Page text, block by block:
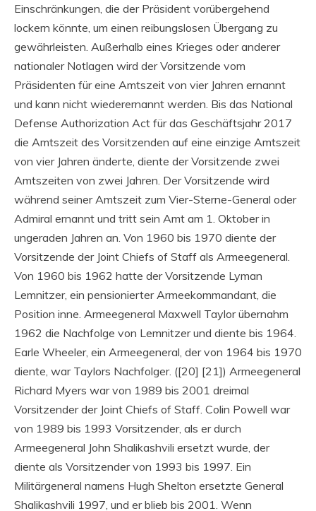
Einschränkungen, die der Präsident vorübergehend
lockern könnte, um einen reibungslosen Übergang zu
gewährleisten. Außerhalb eines Krieges oder anderer
nationaler Notlagen wird der Vorsitzende vom
Präsidenten für eine Amtszeit von vier Jahren ernannt
und kann nicht wiederernannt werden. Bis das National
Defense Authorization Act für das Geschäftsjahr 2017
die Amtszeit des Vorsitzenden auf eine einzige Amtszeit
von vier Jahren änderte, diente der Vorsitzende zwei
Amtszeiten von zwei Jahren. Der Vorsitzende wird
während seiner Amtszeit zum Vier-Sterne-General oder
Admiral ernannt und tritt sein Amt am 1. Oktober in
ungeraden Jahren an. Von 1960 bis 1970 diente der
Vorsitzende der Joint Chiefs of Staff als Armeegeneral.
Von 1960 bis 1962 hatte der Vorsitzende Lyman
Lemnitzer, ein pensionierter Armeekommandant, die
Position inne. Armeegeneral Maxwell Taylor übernahm
1962 die Nachfolge von Lemnitzer und diente bis 1964.
Earle Wheeler, ein Armeegeneral, der von 1964 bis 1970
diente, war Taylors Nachfolger. ([20] [21]) Armeegeneral
Richard Myers war von 1989 bis 2001 dreimal
Vorsitzender der Joint Chiefs of Staff. Colin Powell war
von 1989 bis 1993 Vorsitzender, als er durch
Armeegeneral John Shalikashvili ersetzt wurde, der
diente als Vorsitzender von 1993 bis 1997. Ein
Militärgeneral namens Hugh Shelton ersetzte General
Shalikashvili 1997, und er blieb bis 2001. Wenn